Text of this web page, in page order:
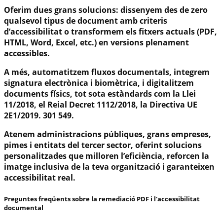
Oferim dues grans solucions: dissenyem des de zero
qualsevol tipus de document amb criteris
d’accessibilitat o transformem els fitxers actuals (PDF,
HTML, Word, Excel, etc.) en versions plenament
accessibles.
A més, automatitzem fluxos documentals, integrem
signatura electrònica i biomètrica, i digitalitzem
documents físics, tot sota estàndards com la Llei
11/2018, el Reial Decret 1112/2018, la Directiva UE
2E1/2019. 301 549.
Atenem administracions públiques, grans empreses,
pimes i entitats del tercer sector, oferint solucions
personalitzades que milloren l’eficiència, reforcen la
imatge inclusiva de la teva organització i garanteixen
accessibilitat real.
Preguntes freqüents sobre la remediació PDF i l'accessibilitat
documental